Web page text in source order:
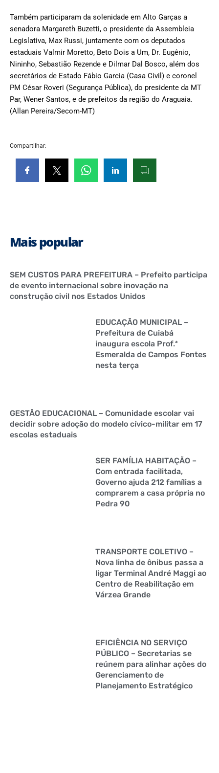
Também participaram da solenidade em Alto Garças a
senadora Margareth Buzetti, o presidente da Assembleia
Legislativa, Max Russi, juntamente com os deputados
estaduais Valmir Moretto, Beto Dois a Um, Dr. Eugênio,
Nininho, Sebastião Rezende e Dilmar Dal Bosco, além dos
secretários de Estado Fábio Garcia (Casa Civil) e coronel
PM César Roveri (Segurança Pública), do presidente da MT
Par, Wener Santos, e de prefeitos da região do Araguaia.
(Allan Pereira/Secom-MT)
Compartilhar:
Mais popular
SEM CUSTOS PARA PREFEITURA – Prefeito participa
de evento internacional sobre inovação na
construção civil nos Estados Unidos
EDUCAÇÃO MUNICIPAL –
Prefeitura de Cuiabá
inaugura escola Prof.ª
Esmeralda de Campos Fontes
nesta terça
GESTÃO EDUCACIONAL – Comunidade escolar vai
decidir sobre adoção do modelo cívico-militar em 17
escolas estaduais
SER FAMÍLIA HABITAÇÃO –
Com entrada facilitada,
Governo ajuda 212 famílias a
comprarem a casa própria no
Pedra 90
TRANSPORTE COLETIVO –
Nova linha de ônibus passa a
ligar Terminal André Maggi ao
Centro de Reabilitação em
Várzea Grande
EFICIÊNCIA NO SERVIÇO
PÚBLICO – Secretarias se
reúnem para alinhar ações do
Gerenciamento de
Planejamento Estratégico